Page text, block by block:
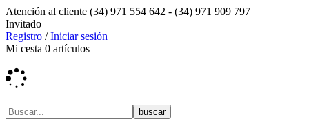
Atención al cliente (34) 971 554 642 - (34) 971 909 797
Invitado
Registro /Iniciar sesión
Mi cesta 0 artículos